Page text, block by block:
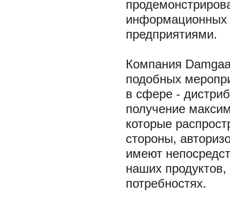
информационных
предприятиями.
Компания
подобных
в сфере -
получение
которые
стороны,
имеют
наших
потребностях.